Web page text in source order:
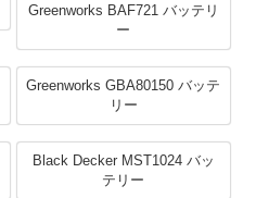
Greenworks BAF721 バッテリ
ー
Greenworks GBA80150 バッテ
リー
Black Decker MST1024 バッ
テリー